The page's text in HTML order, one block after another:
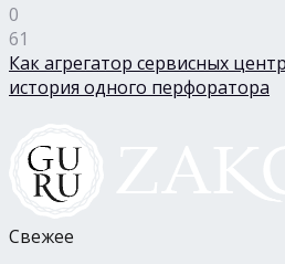
0
61
Как агрегатор сервисных
история одного перфоратора
Свежее